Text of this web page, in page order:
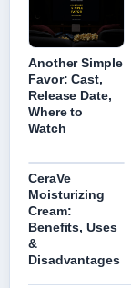
Another Simple
Favor: Cast,
Release Date,
Where to
Watch
CeraVe
Moisturizing
Cream:
Benefits, Uses
&
Disadvantages